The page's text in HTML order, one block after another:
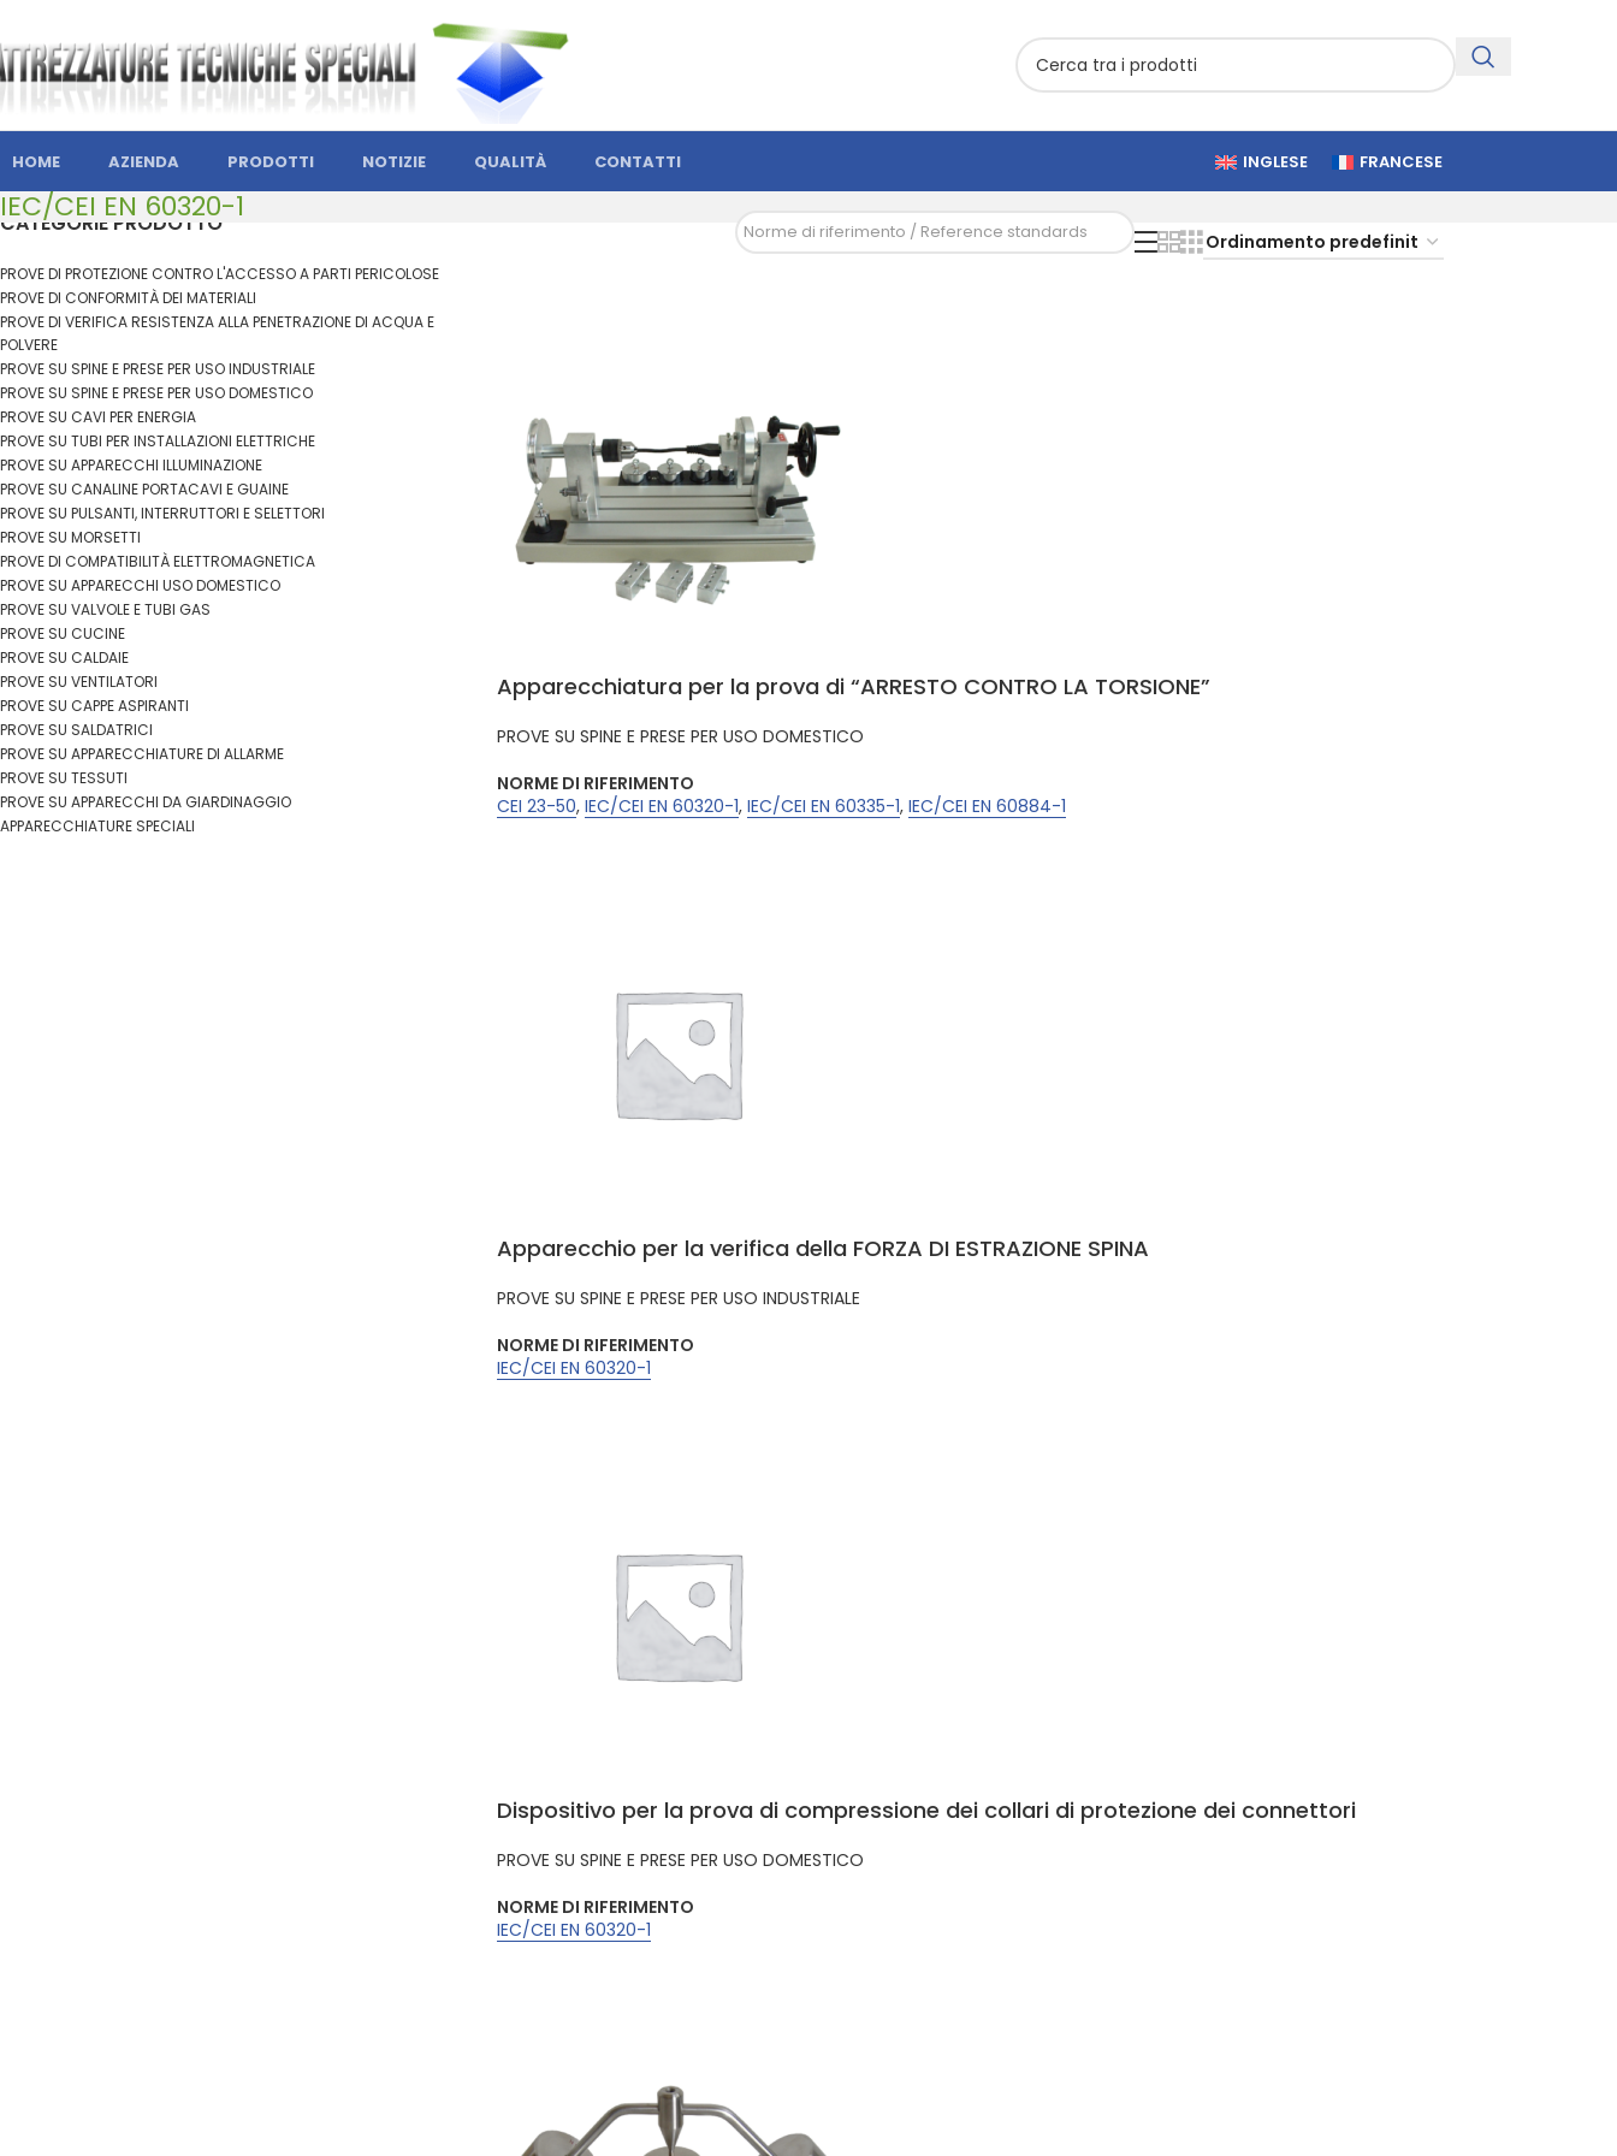
HOME AZIENDA PRODOTTI NOTIZIE QUALITÀ CONTATTI INGLESE FRANCESE
IEC/CEI EN 60320-1
CATEGORIE PRODOTTO
PROVE DI PROTEZIONE CONTRO L'ACCESSO A PARTI PERICOLOSE
PROVE DI CONFORMITÀ DEI MATERIALI
PROVE DI VERIFICA RESISTENZA ALLA PENETRAZIONE DI ACQUA E
POLVERE
PROVE SU SPINE E PRESE PER USO INDUSTRIALE
PROVE SU SPINE E PRESE PER USO DOMESTICO
PROVE SU CAVI PER ENERGIA
PROVE SU TUBI PER INSTALLAZIONI ELETTRICHE
PROVE SU APPARECCHI ILLUMINAZIONE
PROVE SU CANALINE PORTACAVI E GUAINE
PROVE SU PULSANTI, INTERRUTTORI E SELETTORI
PROVE SU MORSETTI
PROVE DI COMPATIBILITÀ ELETTROMAGNETICA
PROVE SU APPARECCHI USO DOMESTICO
PROVE SU VALVOLE E TUBI GAS
PROVE SU CUCINE
PROVE SU CALDAIE
PROVE SU VENTILATORI
PROVE SU CAPPE ASPIRANTI
PROVE SU SALDATRICI
PROVE SU APPARECCHIATURE DI ALLARME
PROVE SU TESSUTI
PROVE SU APPARECCHI DA GIARDINAGGIO
APPARECCHIATURE SPECIALI
Apparecchiatura per la prova di “ARRESTO CONTRO LA TORSIONE”
PROVE SU SPINE E PRESE PER USO DOMESTICO
NORME DI RIFERIMENTO
CEI 23-50,IEC/CEI EN 60320-1,IEC/CEI EN 60335-1,IEC/CEI EN 60884-1
Apparecchio per la verifica della FORZA DI ESTRAZIONE SPINA
PROVE SU SPINE E PRESE PER USO INDUSTRIALE
NORME DI RIFERIMENTO
IEC/CEI EN 60320-1
Dispositivo per la prova di compressione dei collari di protezione dei connettori
PROVE SU SPINE E PRESE PER USO DOMESTICO
NORME DI RIFERIMENTO
IEC/CEI EN 60320-1